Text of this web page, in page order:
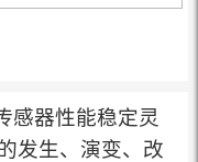
感器性能稳定灵
发生、演变、改